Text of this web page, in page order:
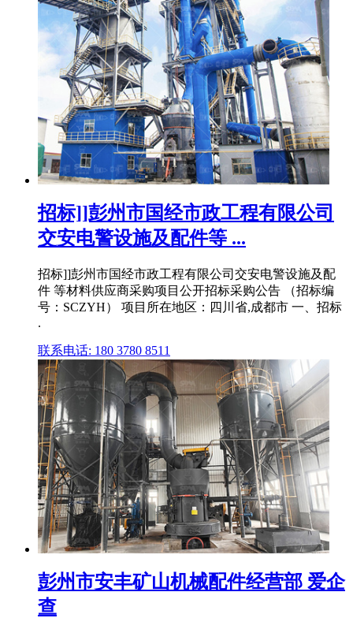
招标]]彭州市国经市政工程有限公司
交安电警设施及配件等 ...
招标]]彭州市国经市政工程有限公司交安电警设施及配
件 等材料供应商采购项目公开招标采购公告 （招标编
号：SCZYH） 项目所在地区：四川省,成都市 一、招标
.
联系电话: 180 3780 8511
彭州市安丰矿山机械配件经营部 爱企
查